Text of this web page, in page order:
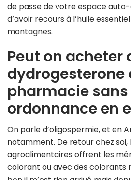
de passe de votre espace
d’avoir recours à l’huile
montagnes.
Peut on acheter
dydrogesterone
pharmacie sans
ordonnance en
On parle d’oligospermie, et en
notamment. De retour chez soi,
agroalimentaires offrent les
colorant ou avec des colorants